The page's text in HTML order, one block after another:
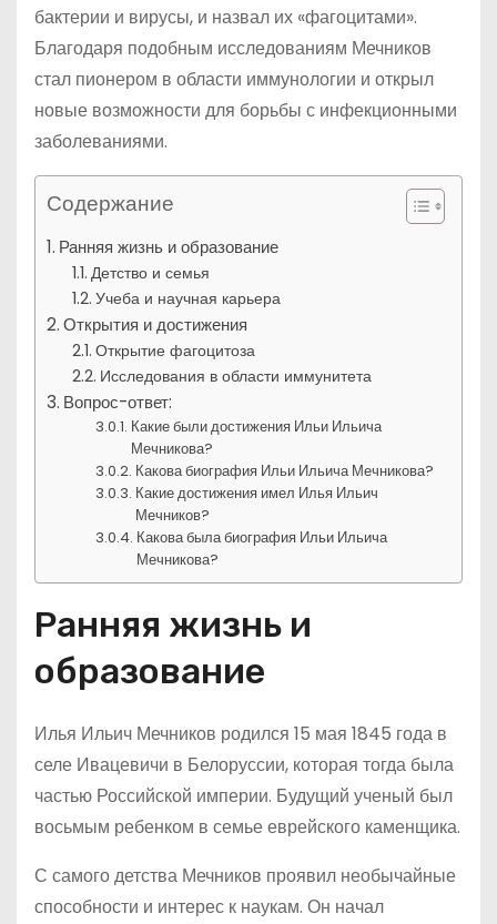
бактерии и вирусы, и назвал их «фагоцитами».
Благодаря подобным исследованиям Мечников
стал пионером в области иммунологии и открыл
новые возможности для борьбы с инфекционными
заболеваниями.
Содержание
Ранняя жизнь и образование
Детство и семья
Учеба и научная карьера
Открытия и достижения
Открытие фагоцитоза
Исследования в области иммунитета
Вопрос-ответ:
Какие были достижения Ильи Ильича
Мечникова?
Какова биография Ильи Ильича Мечникова?
Какие достижения имел Илья Ильич
Мечников?
Какова была биография Ильи Ильича
Мечникова?
Ранняя жизнь и
образование
Илья Ильич Мечников родился 15 мая 1845 года в
селе Ивацевичи в Белоруссии, которая тогда была
частью Российской империи. Будущий ученый был
восьмым ребенком в семье еврейского каменщика.
С самого детства Мечников проявил необычайные
способности и интерес к наукам. Он начал